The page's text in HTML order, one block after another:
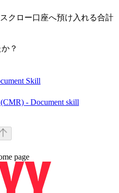
クロー口座へ預け入れる合計
？
Skill
- Document skill
page